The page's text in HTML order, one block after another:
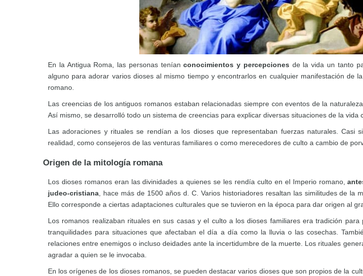
En la Antigua Roma, las personas teníanconocimientos y percepciones de la vida un tanto
alguno para adorar varios dioses al mismo tiempo y encontrarlos en cualquier manifestación de
romano.
Las creencias de los antiguos romanos estaban relacionadas siempre con eventos de la
Así mismo, se desarrolló todo un sistema de creencias para explicar diversas situaciones de la vida
Las adoraciones y rituales se rendían a los dioses que representaban fuerzas naturales.
realidad, como consejeros de las venturas familiares o como merecedores de culto a cambio de
Origen de la mitología romana
Los dioses romanos eran las divinidades a quienes se les rendía culto en el Imperio romano,
judeo-cristiana, hace más de 1500 años d. C. Varios historiadores resaltan las similitudes de la
Ello corresponde a ciertas adaptaciones culturales que se tuvieron en la época para dar origen al
Los romanos realizaban rituales en sus casas y el culto a los dioses familiares era tradición
tranquilidades para situaciones que afectaban el día a día como la lluvia o las cosechas.
relaciones entre enemigos o incluso deidades ante la incertidumbre de la muerte. Los rituales
agradar a quien se le invocaba.
En los orígenes de los dioses romanos, se pueden destacar varios dioses que son propios de la